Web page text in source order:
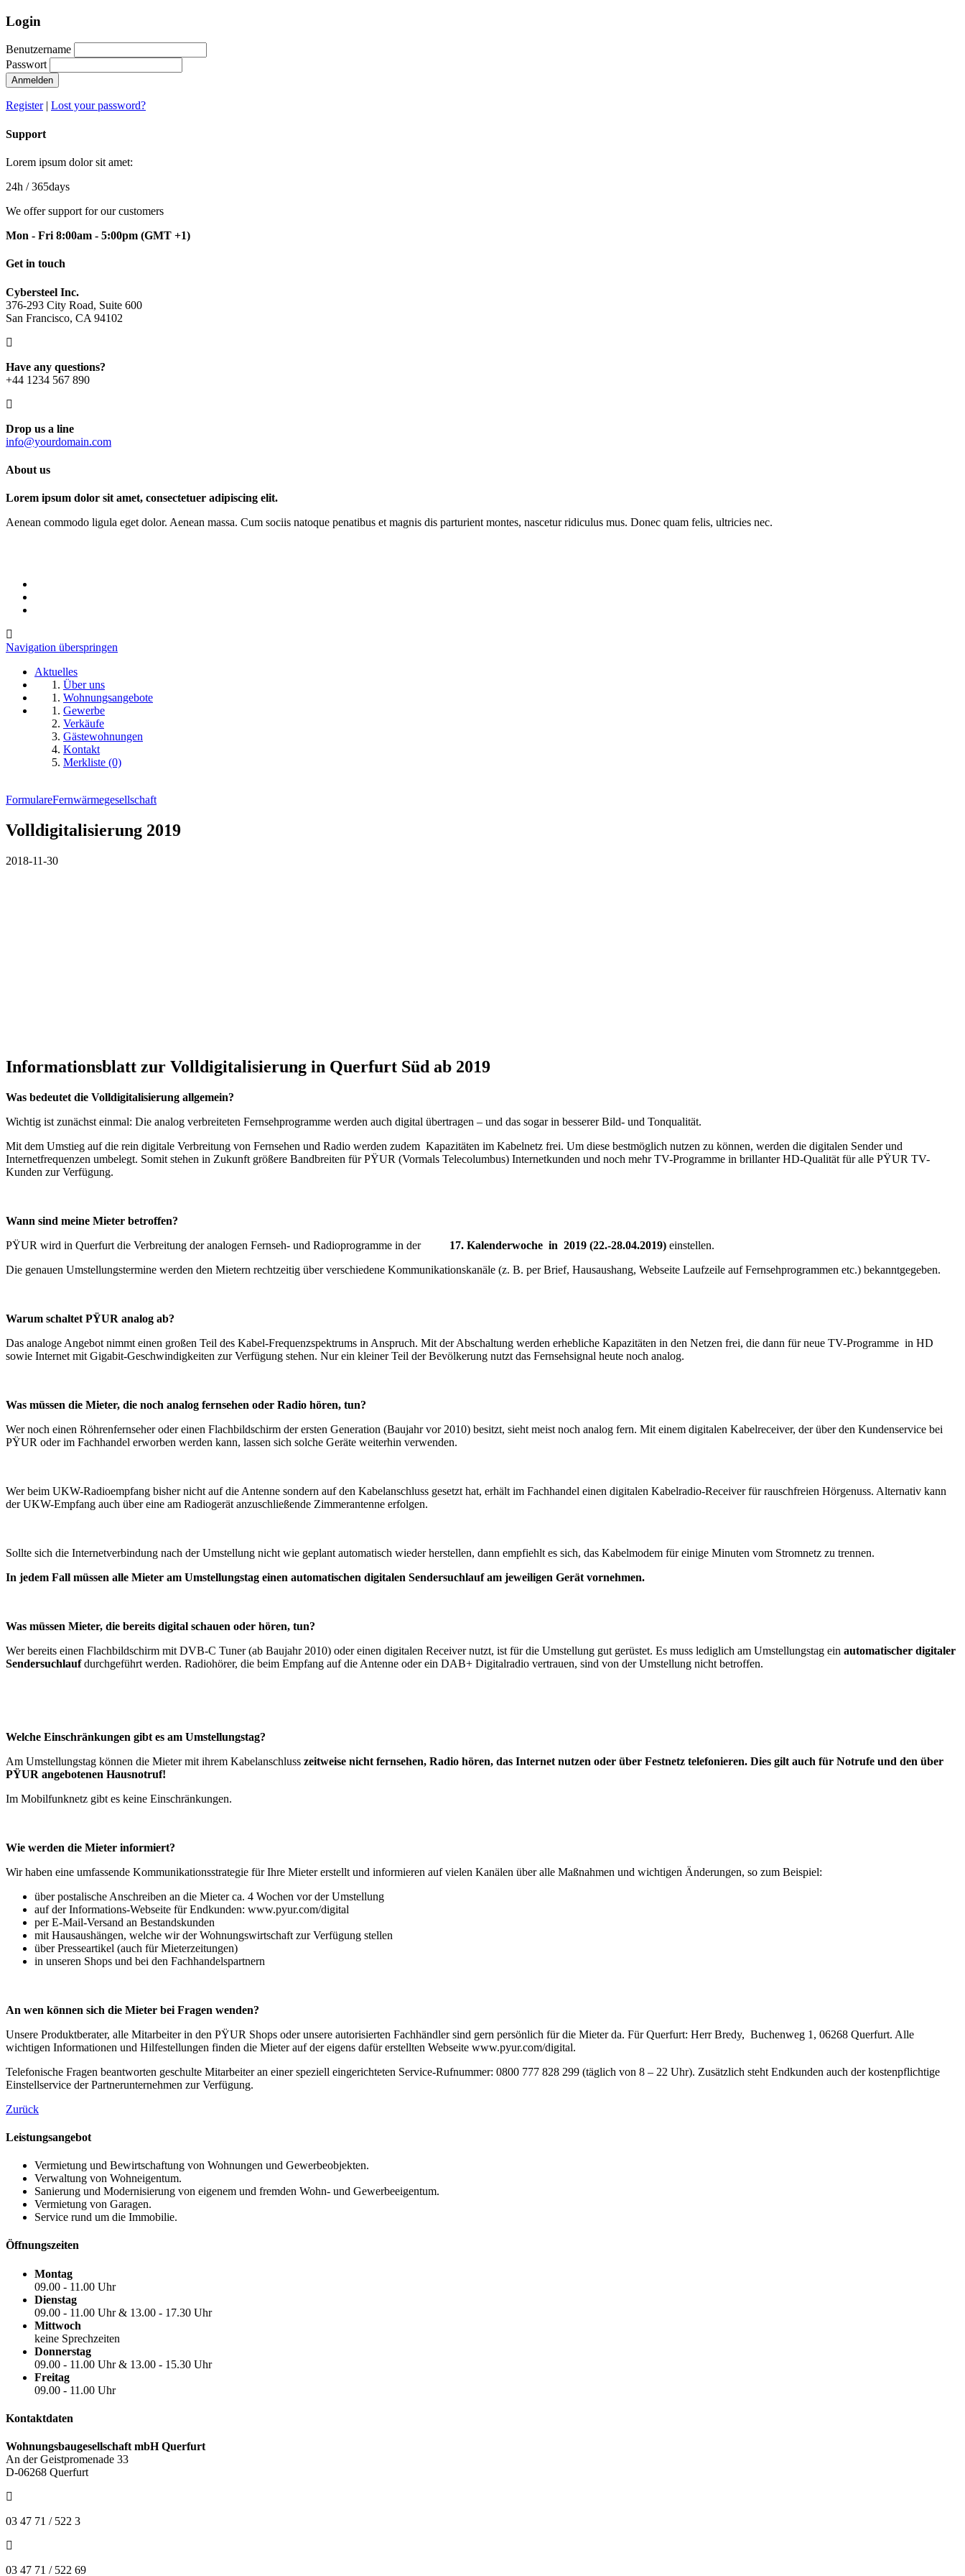
Login
Benutzername
Passwort
Anmelden
Register| Lost your password?
Support
Lorem ipsum dolor sit amet:
24h / 365days
We offer support for our customers
Mon - Fri 8:00am - 5:00pm (GMT +1)
Get in touch
Cybersteel Inc.
376-293 City Road, Suite 600
San Francisco, CA 94102
Have any questions?
+44 1234 567 890
Drop us a line
info@yourdomain.com
About us
Lorem ipsum dolor sit amet, consectetuer adipiscing elit.
Aenean commodo ligula eget dolor. Aenean massa. Cum sociis natoque penatibus et magnis dis parturient montes, nascetur ridiculus mus. Donec quam felis, ultricies nec.
Navigation überspringen
Aktuelles
Über uns
Wohnungsangebote
Gewerbe
Verkäufe
Gästewohnungen
Kontakt
Merkliste (0)
FormulareFernwärmegesellschaft
Volldigitalisierung 2019
2018-11-30
Informationsblatt zur Volldigitalisierung in Querfurt Süd ab 2019
Was bedeutet die Volldigitalisierung allgemein?
Wichtig ist zunächst einmal: Die analog verbreiteten Fernsehprogramme werden auch digital übertragen – und das sogar in besserer Bild- und Tonqualität.
Mit dem Umstieg auf die rein digitale Verbreitung von Fernsehen und Radio werden zudem Kapazitäten im Kabelnetz frei. Um diese bestmöglich nutzen zu können, werden die digitalen Sender und
Internetfrequenzen umbelegt. Somit stehen in Zukunft größere Bandbreiten für PŸUR (Vormals Telecolumbus) Internetkunden und noch mehr TV-Programme in brillanter HD-Qualität für alle PŸUR TV-
Kunden zur Verfügung.
Wann sind meine Mieter betroffen?
PŸUR wird in Querfurt die Verbreitung der analogen Fernseh- und Radioprogramme in der 17. Kalenderwoche in 2019 (22.-28.04.2019) einstellen.
Die genauen Umstellungstermine werden den Mietern rechtzeitig über verschiedene Kommunikationskanäle (z. B. per Brief, Hausaushang, Webseite Laufzeile auf Fernsehprogrammen etc.) bekanntgegeben.
Warum schaltet PŸUR analog ab?
Das analoge Angebot nimmt einen großen Teil des Kabel-Frequenzspektrums in Anspruch. Mit der Abschaltung werden erhebliche Kapazitäten in den Netzen frei, die dann für neue TV-Programme in HD
sowie Internet mit Gigabit-Geschwindigkeiten zur Verfügung stehen. Nur ein kleiner Teil der Bevölkerung nutzt das Fernsehsignal heute noch analog.
Was müssen die Mieter, die noch analog fernsehen oder Radio hören, tun?
Wer noch einen Röhrenfernseher oder einen Flachbildschirm der ersten Generation (Baujahr vor 2010) besitzt, sieht meist noch analog fern. Mit einem digitalen Kabelreceiver, der über den Kundenservice bei
PŸUR oder im Fachhandel erworben werden kann, lassen sich solche Geräte weiterhin verwenden.
Wer beim UKW-Radioempfang bisher nicht auf die Antenne sondern auf den Kabelanschluss gesetzt hat, erhält im Fachhandel einen digitalen Kabelradio-Receiver für rauschfreien Hörgenuss. Alternativ kann
der UKW-Empfang auch über eine am Radiogerät anzuschließende Zimmerantenne erfolgen.
Sollte sich die Internetverbindung nach der Umstellung nicht wie geplant automatisch wieder herstellen, dann empfiehlt es sich, das Kabelmodem für einige Minuten vom Stromnetz zu trennen.
In jedem Fall müssen alle Mieter am Umstellungstag einen automatischen digitalen Sendersuchlauf am jeweiligen Gerät vornehmen.
Was müssen Mieter, die bereits digital schauen oder hören, tun?
Wer bereits einen Flachbildschirm mit DVB-C Tuner (ab Baujahr 2010) oder einen digitalen Receiver nutzt, ist für die Umstellung gut gerüstet. Es muss lediglich am Umstellungstag ein automatischer digitaler
Sendersuchlaufdurchgeführt werden. Radiohörer, die beim Empfang auf die Antenne oder ein DAB+ Digitalradio vertrauen, sind von der Umstellung nicht betroffen.
Welche Einschränkungen gibt es am Umstellungstag?
Am Umstellungstag können die Mieter mit ihrem Kabelanschluss zeitweise nicht fernsehen, Radio hören, das Internet nutzen oder über Festnetz telefonieren. Dies gilt auch für Notrufe und den über
PŸUR angebotenen Hausnotruf!
Im Mobilfunknetz gibt es keine Einschränkungen.
Wie werden die Mieter informiert?
Wir haben eine umfassende Kommunikationsstrategie für Ihre Mieter erstellt und informieren auf vielen Kanälen über alle Maßnahmen und wichtigen Änderungen, so zum Beispiel:
über postalische Anschreiben an die Mieter ca. 4 Wochen vor der Umstellung
auf der Informations-Webseite für Endkunden: www.pyur.com/digital
per E-Mail-Versand an Bestandskunden
mit Hausaushängen, welche wir der Wohnungswirtschaft zur Verfügung stellen
über Presseartikel (auch für Mieterzeitungen)
in unseren Shops und bei den Fachhandelspartnern
An wen können sich die Mieter bei Fragen wenden?
Unsere Produktberater, alle Mitarbeiter in den PŸUR Shops oder unsere autorisierten Fachhändler sind gern persönlich für die Mieter da. Für Querfurt: Herr Bredy, Buchenweg 1, 06268 Querfurt. Alle
wichtigen Informationen und Hilfestellungen finden die Mieter auf der eigens dafür erstellten Webseite www.pyur.com/digital.
Telefonische Fragen beantworten geschulte Mitarbeiter an einer speziell eingerichteten Service-Rufnummer: 0800 777 828 299 (täglich von 8 – 22 Uhr). Zusätzlich steht Endkunden auch der kostenpflichtige
Einstellservice der Partnerunternehmen zur Verfügung.
Zurück
Leistungsangebot
Vermietung und Bewirtschaftung von Wohnungen und Gewerbeobjekten.
Verwaltung von Wohneigentum.
Sanierung und Modernisierung von eigenem und fremden Wohn- und Gewerbeeigentum.
Vermietung von Garagen.
Service rund um die Immobilie.
Öffnungszeiten
Montag
09.00 - 11.00 Uhr
Dienstag
09.00 - 11.00 Uhr & 13.00 - 17.30 Uhr
Mittwoch
keine Sprechzeiten
Donnerstag
09.00 - 11.00 Uhr & 13.00 - 15.30 Uhr
Freitag
09.00 - 11.00 Uhr
Kontaktdaten
Wohnungsbaugesellschaft mbH Querfurt
An der Geistpromenade 33
D-06268 Querfurt
03 47 71 / 522 3
03 47 71 / 522 69